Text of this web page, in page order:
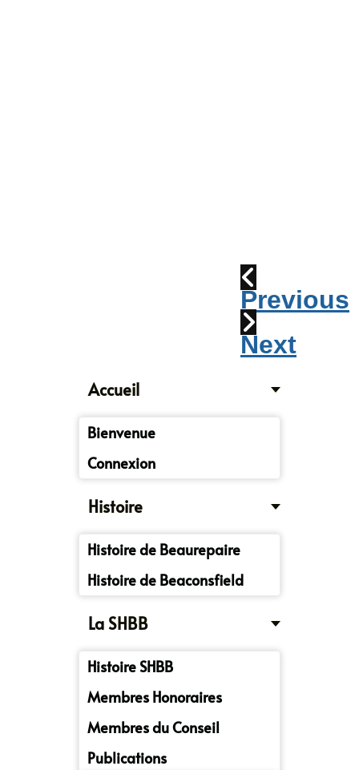
Previous
Next
Accueil
Bienvenue
Connexion
Histoire
Histoire de Beaurepaire
Histoire de Beaconsfield
La SHBB
Histoire SHBB
Membres Honoraires
Membres du Conseil
Publications